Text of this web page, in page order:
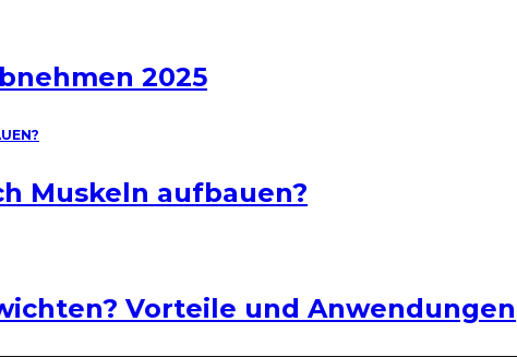
2025
Muskeln aufbauen?
Vorteile und Anwendungen